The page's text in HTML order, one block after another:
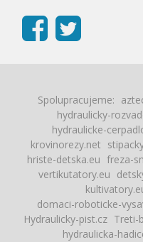
Spolupracujeme:
hydraulicky-
hydraulicke-
krovinorezy.net
hriste-detska.eu freza-
vertikutatory.eu
domaci-roboticke-
Hydraulicky-pist.cz Treti-
hydraulicka-